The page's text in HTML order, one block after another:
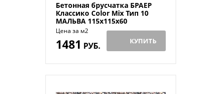
Бетонная брусчатка БРАЕР
Классико Color Mix Тип 10
МАЛЬВА 115x115x60
Цена за м2
1481 РУБ. КУПИТЬ